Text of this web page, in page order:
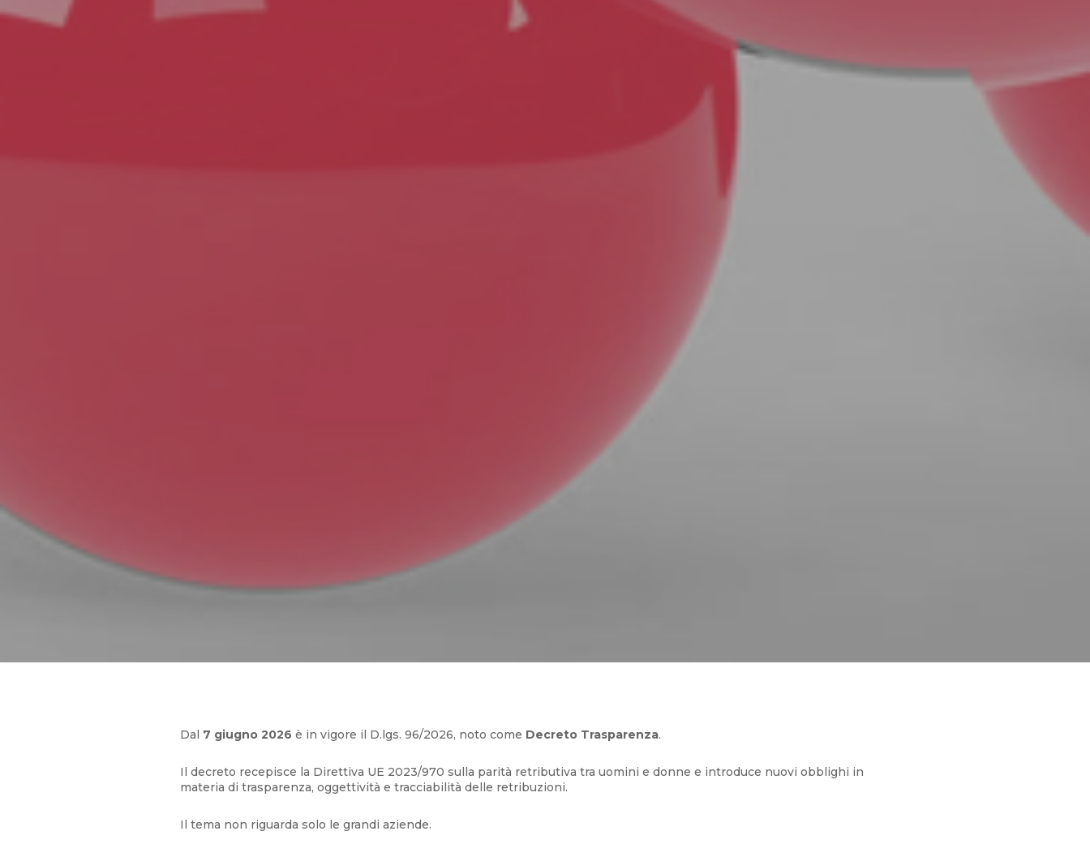
Dal 7 giugno 2026 è in vigore il D.lgs. 96/2026, noto come Decreto Trasparenza.
Il decreto recepisce la Direttiva UE 2023/970 sulla parità retributiva tra uomini e donne e introduce nuovi obblighi in
materia di trasparenza, oggettività e tracciabilità delle retribuzioni.
Il tema non riguarda solo le grandi aziende.